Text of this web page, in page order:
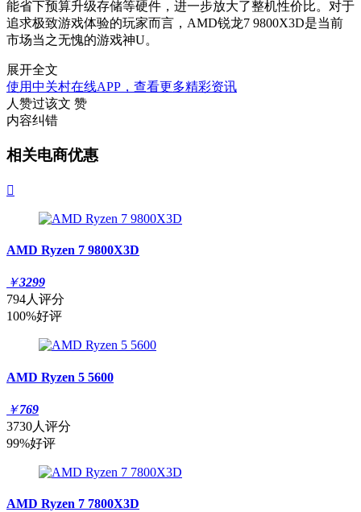
能省下预算升级存储等硬件，进一步放大了整机性价比。对于
追求极致游戏体验的玩家而言，AMD锐龙7 9800X3D是当前
市场当之无愧的游戏神U。
展开全文
使用中关村在线APP，查看更多精彩资讯
人赞过该文 赞
内容纠错
相关电商优惠

AMD Ryzen 7 9800X3D
￥3299
794人评分
100%好评
AMD Ryzen 5 5600
￥769
3730人评分
99%好评
AMD Ryzen 7 7800X3D